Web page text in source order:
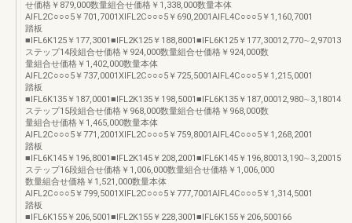
せ価格￥879,000数量組合せ価格￥1,338,000数量本体
AIFL2C○○○5￥701,7001XIFL2C○○○5￥690,2001AIFL4C○○○5￥1,160,7001
踏板
■IFL6K125￥177,3001■IFL2K125￥188,8001■IFL6K125￥177,30012,770∼2,97013
ステップ14段組合せ価格￥924,000数量組合せ価格￥924,000数
量組合せ価格￥1,402,000数量本体
AIFL2C○○○5￥737,0001XIFL2C○○○5￥725,5001AIFL4C○○○5￥1,215,0001
踏板
■IFL6K135￥187,0001■IFL2K135￥198,5001■IFL6K135￥187,00012,980∼3,18014
ステップ15段組合せ価格￥968,000数量組合せ価格￥968,000数
量組合せ価格￥1,465,000数量本体
AIFL2C○○○5￥771,2001XIFL2C○○○5￥759,8001AIFL4C○○○5￥1,268,2001
踏板
■IFL6K145￥196,8001■IFL2K145￥208,2001■IFL6K145￥196,80013,190∼3,20015
ステップ16段組合せ価格￥1,006,000数量組合せ価格￥1,006,000
数量組合せ価格￥1,521,000数量本体
AIFL2C○○○5￥799,5001XIFL2C○○○5￥777,7001AIFL4C○○○5￥1,314,5001
踏板
■IFL6K155￥206,5001■IFL2K155￥228,3001■IFL6K155￥206,500166